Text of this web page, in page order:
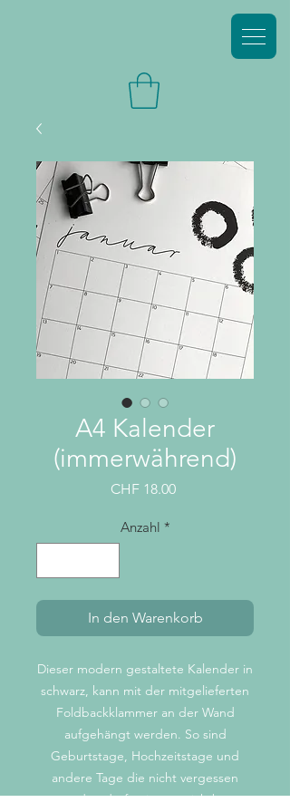
A4 Kalender
(immerwährend)
CHF 18.00Preis
Anzahl *
In den Warenkorb
Dieser modern gestaltete Kalender in
schwarz, kann mit der mitgelieferten
Foldbackklammer an der Wand
aufgehängt werden. So sind
Geburtstage, Hochzeitstage und
andere Tage die nicht vergessen
werden dürfen immer sichtbar.